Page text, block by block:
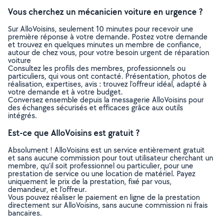
Vous cherchez un mécanicien voiture en urgence ?
Sur AlloVoisins, seulement 10 minutes pour recevoir une
première réponse à votre demande. Postez votre demande
et trouvez en quelques minutes un membre de confiance,
autour de chez vous, pour votre besoin urgent de réparation
voiture
Consultez les profils des membres, professionnels ou
particuliers, qui vous ont contacté. Présentation, photos de
réalisation, expertises, avis : trouvez l'offreur idéal, adapté à
votre demande et à votre budget.
Conversez ensemble depuis la messagerie AlloVoisins pour
des échanges sécurisés et efficaces grâce aux outils
intégrés.
Est-ce que AlloVoisins est gratuit ?
Absolument ! AlloVoisins est un service entièrement gratuit
et sans aucune commission pour tout utilisateur cherchant un
membre, qu’il soit professionnel ou particulier, pour une
prestation de service ou une location de matériel. Payez
uniquement le prix de la prestation, fixé par vous,
demandeur, et l’offreur.
Vous pouvez réaliser le paiement en ligne de la prestation
directement sur AlloVoisins, sans aucune commission ni frais
bancaires.